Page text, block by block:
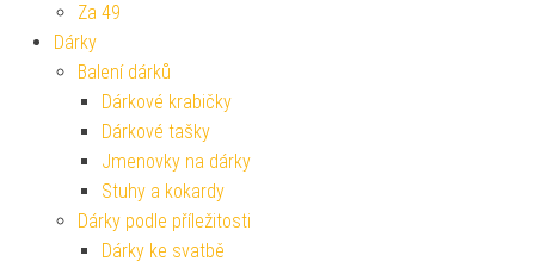
Za 49
Dárky
Balení dárků
Dárkové krabičky
Dárkové tašky
Jmenovky na dárky
Stuhy a kokardy
Dárky podle příležitosti
Dárky ke svatbě